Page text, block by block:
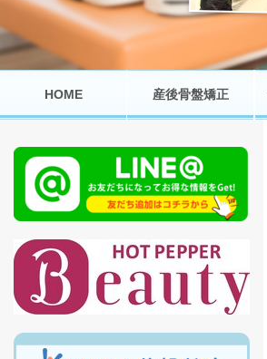
HOME 産後骨盤矯正